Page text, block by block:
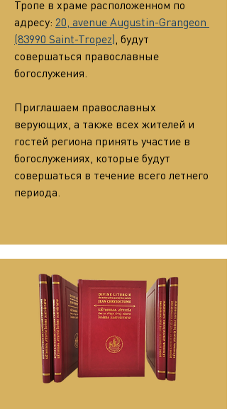
Тропе в храме расположенном по
адресу: 20, avenue Augustin-Grangeon
(83990 Saint-Tropez), будут
совершаться православные
богослужения.
Приглашаем православных
верующих, а также всех жителей и
гостей региона принять участие в
богослужениях, которые будут
совершаться в течение всего летнего
периода.